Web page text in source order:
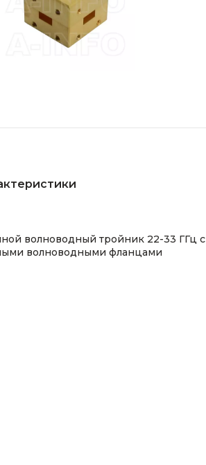
волноводный тройник 22-33 ГГц с
волноводными фланцами